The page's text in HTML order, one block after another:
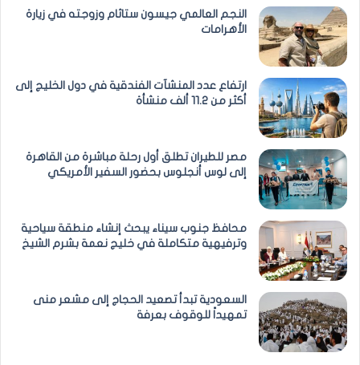
النجم العالمي جيسون ستاثام وزوجته في زيارة
الأهرامات
ارتفاع عدد المنشآت الفندقية في دول الخليج إلى
أكثر من 11.2 ألف منشأة
مصر للطيران تطلق أول رحلة مباشرة من القاهرة
إلى لوس أنجلوس بحضور السفير الأمريكي
محافظ جنوب سيناء يبحث إنشاء منطقة سياحية
وترفيهية متكاملة في خليج نعمة بشرم الشيخ
السعودية تبدأ تصعيد الحجاج إلى مشعر منى
تمهيداً للوقوف بعرفة